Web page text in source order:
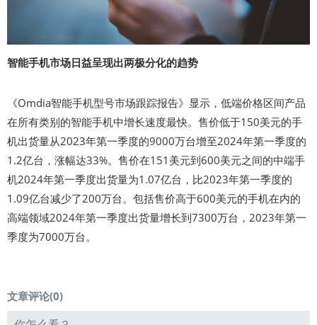
智能手机市场日益呈现出两极分化的趋势
《Omdia智能手机型号市场跟踪报告》显示，低端价格区间产品
在所有类别的智能手机中增长速度最快。售价低于150美元的手
机出货量从2023年第一季度的9000万台增至2024年第一季度的
1.2亿台，涨幅达33%。售价在151美元到600美元之间的中端手
机2024年第一季度出货量为1.07亿台，比2023年第一季度的
1.09亿台减少了200万台。包括售价高于600美元的手机在内的
高端领域2024年第一季度出货量增长到7300万台，2023年第一
季度为7000万台。
文章评论(0)